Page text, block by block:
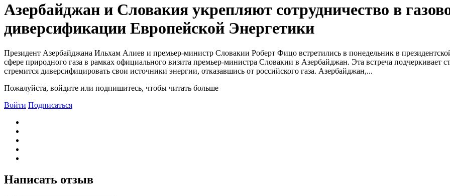
Азербайджан и Словакия укрепляют сотрудничество в
диверсификации Европейской Энергетики
Президент Азербайджана Ильхам Алиев и премьер-министр Словакии Роберт Фицо встретились в понедельник в
сфере природного газа в рамках официального визита премьер-министра Словакии в Азербайджан. Эта встреча подчеркивает
стремится диверсифицировать свои источники энергии, отказавшись от российского газа. Азербайджан,...
Пожалуйста, войдите или подпишитесь, чтобы читать больше
Войти Подписаться
Написать отзыв